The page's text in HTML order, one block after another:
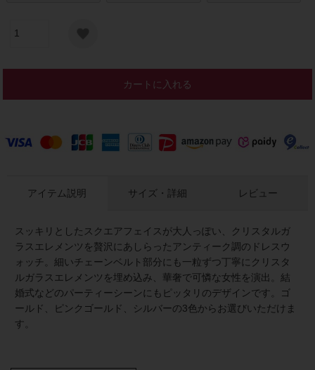
カートに入れる
アイテム説明
スッキリとしたスクエアフェイスが大人っぽい、クリスタルガ
ラスエレメンツを贅沢にあしらったアンティーク調のドレスウ
ォッチ。細いチェーンベルト部分にも一粒ずつ丁寧にクリスタ
ルガラスエレメンツを埋め込み、華奢で可憐な女性を演出。結
婚式などのパーティーシーンにもピッタリのデザインです。ゴ
ールド、ピンクゴールド、シルバーの3色からお選びいただけま
す。
サイズ・詳細 レビュー